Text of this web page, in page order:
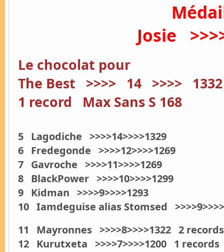
Josie
Le chocolat pour
The Best >>>> 14 >>>> 1332
1 record Max Sans S 168
5 Lagodiche >>>>14>>>>1329
6 Fredegonde >>>>12>>>>1269
7 Gavroche >>>>11>>>>1269
8 BlackPower >>>>10>>>>1299
9 Kidman >>>>9>>>>1293
10 Iamdeguise alias Stomsed
11 Mayronnes >>>>8>>>>1322 2
12 Kurutxeta >>>>7>>>>1200 1